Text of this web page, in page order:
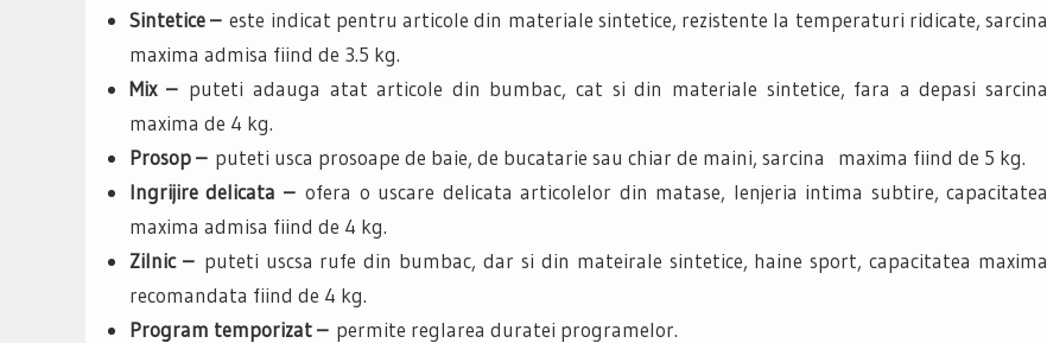
Sintetice –este indicat pentru articole din materiale sintetice, rezistente la temperaturi ridicate, sarcina
maxima admisa fiind de 3.5 kg.
Mix – puteti adauga atat articole din bumbac, cat si din materiale sintetice, fara a depasi sarcina
maxima de 4 kg.
Prosop – puteti usca prosoape de baie, de bucatarie sau chiar de maini, sarcina maxima fiind de 5 kg.
Ingrijire delicata –ofera o uscare delicata articolelor din matase, lenjeria intima subtire, capacitatea
maxima admisa fiind de 4 kg.
Zilnic – puteti uscsa rufe din bumbac, dar si din mateirale sintetice, haine sport, capacitatea maxima
recomandata fiind de 4 kg.
Program temporizat – permite reglarea duratei programelor.